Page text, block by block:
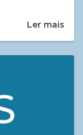
Ler mais